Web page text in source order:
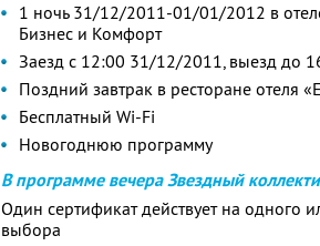
1 ночь 31/12/2011-01/01/2012 в
Бизнес и Комфорт
Заезд с 12:00 31/12/2011, выезд до
Поздний завтрак в ресторане отеля
Бесплатный Wi-Fi
Новогоднюю программу
В программе вечера Звездный
Один сертификат действует на одного
выбора